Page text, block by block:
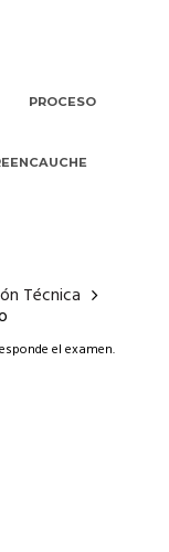
PROCESO
Técnica
el examen.